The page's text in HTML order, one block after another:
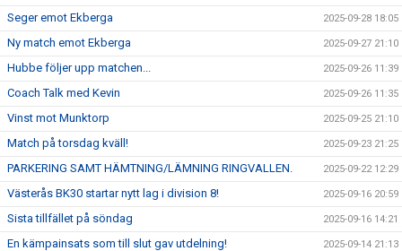
Seger emot Ekberga 2025-09-28 18:05
Ny match emot Ekberga 2025-09-27 21:10
Hubbe följer upp matchen... 2025-09-26 11:39
Coach Talk med Kevin 2025-09-26 11:35
Vinst mot Munktorp 2025-09-25 21:10
Match på torsdag kväll! 2025-09-23 21:25
PARKERING SAMT HÄMTNING/LÄMNING RINGVALLEN. 2025-09-22 12:29
Västerås BK30 startar nytt lag i division 8! 2025-09-16 20:59
Sista tillfället på söndag 2025-09-16 14:21
En kämpainsats som till slut gav utdelning! 2025-09-14 21:13